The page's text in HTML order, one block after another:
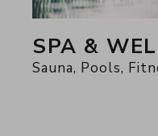
SPA &
Sauna, Pools,